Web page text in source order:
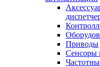
Приводы
Сенсоры